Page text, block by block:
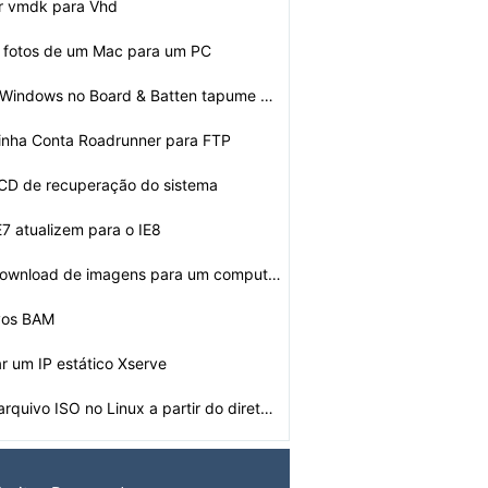
vmdk para Vhd
de um Mac para um PC
Como aparar o Windows no Board & Batten tapume em uma c…
Conta Roadrunner para FTP
de recuperação do sistema
atualizem para o IE8
Como fazer o download de imagens para um computador a p…
BAM
um IP estático Xserve
Como criar um arquivo ISO no Linux a partir do diretór…